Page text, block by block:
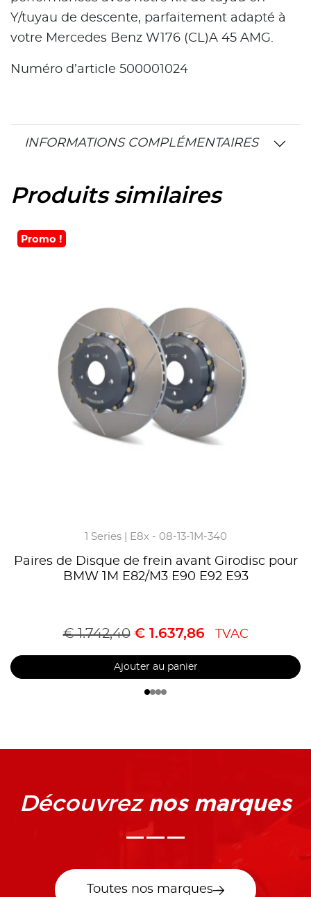
Y/tuyau de descente, parfaitement adapté à
votre Mercedes Benz W176 (CL)A 45 AMG.
Numéro d’article 500001024
INFORMATIONS COMPLÉMENTAIRES
Produits similaires
Promo !
1 Series | E8x - 08-13-1M-340
Paires de Disque de frein avant Girodisc pour
BMW 1M E82/M3 E90 E92 E93
€1.742,40 €1.637,86 TVAC
Ajouter au panier
Découvrez nos marques
Toutes nos marques